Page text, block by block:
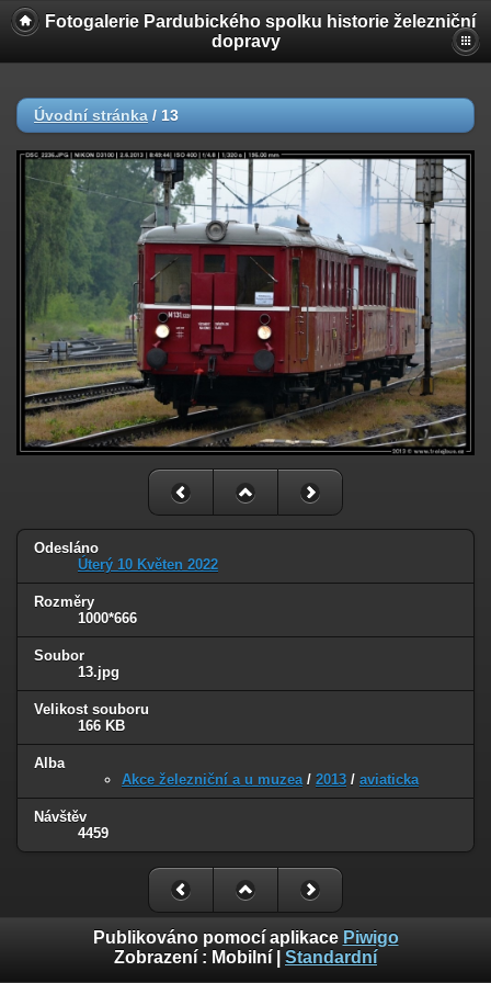
Fotogalerie Pardubického spolku historie železniční
dopravy
Úvodní stránka / 13
Odesláno
Úterý 10 Květen 2022
Rozměry
1000*666
Soubor
13.jpg
Velikost souboru
166 KB
Alba
Akce železniční a u muzea / 2013 / aviaticka
Návštěv
4459
Publikováno pomocí aplikace Piwigo
Zobrazení : Mobilní Standardní